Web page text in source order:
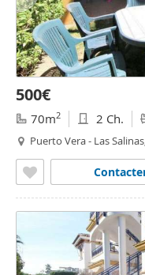
500€
70m2 2 Ch.
Puerto Vera - Las